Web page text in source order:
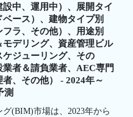
中、運用中）、展開タイ
ース）、建物タイプ別
フラ、その他）、用途別
モデリング、資産管理ビル
ジューリング、その
者＆請負業者、AEC専門
、その他） - 2024年～
測
(BIM)市場は、2023年から